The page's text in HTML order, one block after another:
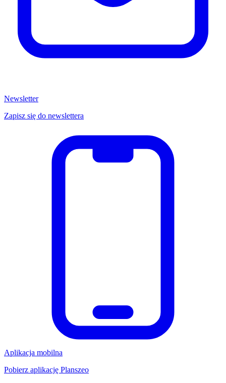
Newsletter
Zapisz się do newslettera
Aplikacja mobilna
Pobierz aplikację Planszeo